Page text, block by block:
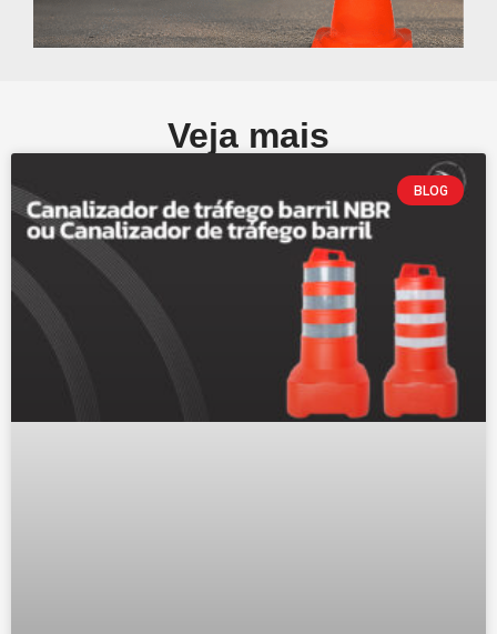
Veja mais
BLOG